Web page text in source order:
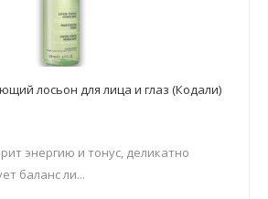
лосьон для лица и глаз (Кодали)
энергию и тонус, деликатно
баланс ли...